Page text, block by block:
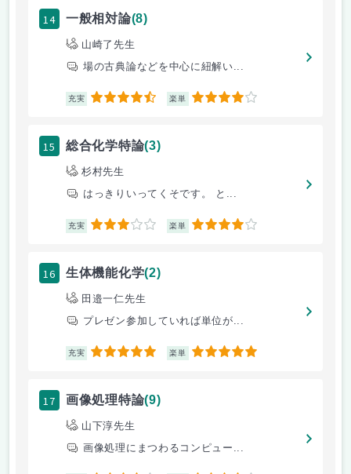
14 一般相対論(8)
山崎了先生
場の古典論などを中心に紐解い...
充実 4.5 楽単 4
15 総合化学特論(3)
杉村先生
はっきりいってくそです。 と...
充実 3 楽単 4
16 生体機能化学(2)
田邉一仁先生
プレゼン参加していれば単位が...
充実 5 楽単 5
17 画像処理特論(9)
山下淳先生
画像処理にまつわるコンピュー...